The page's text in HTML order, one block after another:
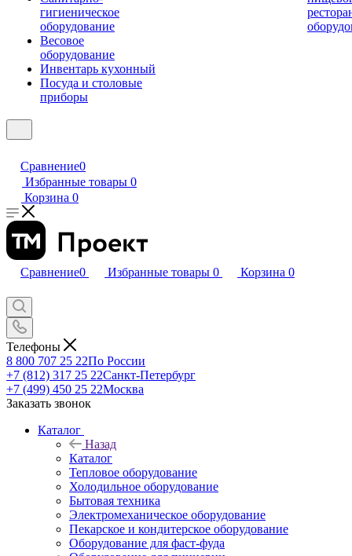
гигиеническое
оборудование
Весовое
оборудование
Инвентарь кухонный
Посуда и столовые
приборы
Сравнение0
Избранные товары 0
Корзина 0
Сравнение0 Избранные товары 0 Корзина 0
Телефоны
8 800 707 25 22По России
+7 (812) 317 25 22Санкт-Петербург
+7 (499) 450 25 22Москва
Заказать звонок
Каталог
Назад
Каталог
Тепловое оборудование
Холодильное оборудование
Бытовая техника
Электромеханическое оборудование
Пекарское и кондитерское оборудование
Оборудование для фаст-фуда